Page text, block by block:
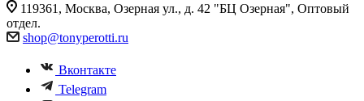
119361, Москва, Озерная ул., д. 42 "БЦ Озерная", Оптовый
отдел.
shop@tonyperotti.ru
Вконтакте
Telegram